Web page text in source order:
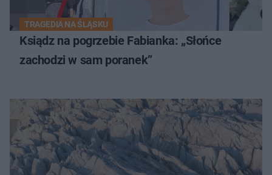
TRAGEDIA NA ŚLĄSKU
Ksiądz na pogrzebie Fabianka: „Słońce
zachodzi w sam poranek”